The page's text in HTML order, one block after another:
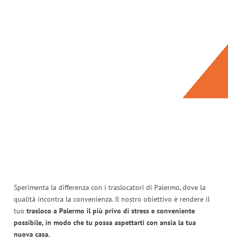
Sperimenta la differenza con i traslocatori di Palermo, dove la
qualità incontra la convenienza. Il nostro obiettivo è rendere il
tuo trasloco a Palermo il più privo di stress e conveniente
possibile, in modo che tu possa aspettarti con ansia la tua
nuova casa.